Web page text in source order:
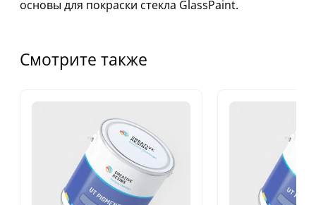
основы для покраски стекла GlassPaint.
Смотрите также